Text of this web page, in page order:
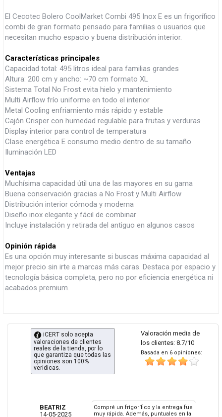
El Cecotec Bolero CoolMarket Combi 495 Inox E es un frigorífico
combi de gran formato pensado para familias o usuarios que
necesitan mucho espacio y buena distribución interior.
Características principales
Capacidad total: 495 litros ideal para familias grandes
Altura: 200 cm y ancho: ~70 cm formato XL
Sistema Total No Frost evita hielo y mantenimiento
Multi Airflow frío uniforme en todo el interior
Metal Cooling enfriamiento más rápido y estable
Cajón Crisper con humedad regulable para frutas y verduras
Display interior para control de temperatura
Clase energética E consumo medio dentro de su tamaño
Iluminación LED
Ventajas
Muchísima capacidad útil una de las mayores en su gama
Buena conservación gracias a No Frost y Multi Airflow
Distribución interior cómoda y moderna
Diseño inox elegante y fácil de combinar
Incluye instalación y retirada del antiguo en algunos casos
Opinión rápida
Es una opción muy interesante si buscas máxima capacidad al
mejor precio sin irte a marcas más caras. Destaca por espacio y
tecnología básica completa, pero no por eficiencia energética ni
acabados premium.
Valoración media de
los clientes: 8.7/10
Basada en 6 opiniones:
iCERT solo acepta
valoraciones de clientes
reales de la tienda, por lo
que garantiza que todas las
opiniones son 100%
veridicas.
BEATRIZ
14-05-2025
Compré un frigorífico y la entrega fue
muy rápida. Además, puntuales en la